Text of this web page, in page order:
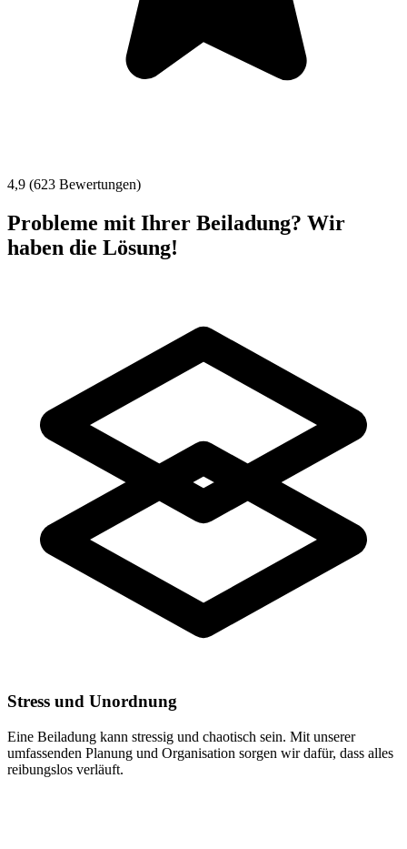
4,9 (623 Bewertungen)
Probleme mit Ihrer Beiladung? Wir
haben die Lösung!
Stress und Unordnung
Eine Beiladung kann stressig und chaotisch sein. Mit unserer
umfassenden Planung und Organisation sorgen wir dafür, dass alles
reibungslos verläuft.